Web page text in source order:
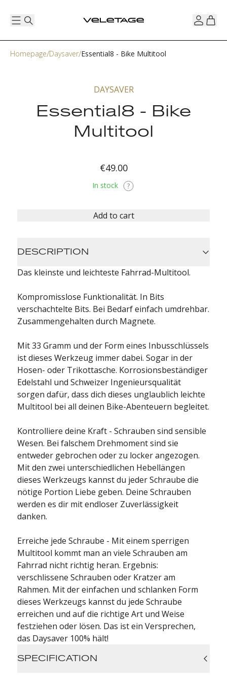
Homepage Daysaver Essential8 - Bike Multitool
DAYSAVER
Essential8 - Bike
Multitool
€49.00
In stock
Add to cart
DESCRIPTION
Das kleinste und leichteste Fahrrad-Multitool.
Kompromisslose Funktionalität. In Bits
verschachtelte Bits. Bei Bedarf einfach umdrehbar.
Zusammengehalten durch Magnete.
Mit 33 Gramm und der Form eines Inbusschlüssels
ist dieses Werkzeug immer dabei. Sogar in der
Hosen- oder Trikottasche. Korrosionsbeständiger
Edelstahl und Schweizer Ingenieursqualität
sorgen dafür, dass dich dieses unglaublich leichte
Multitool bei all deinen Bike-Abenteuern begleitet.
Kontrolliere deine Kraft - Schrauben sind sensible
Wesen. Bei falschem Drehmoment sind sie
entweder gebrochen oder zu locker angezogen.
Mit den zwei unterschiedlichen Hebellängen
dieses Werkzeugs kannst du jeder Schraube die
nötige Portion Liebe geben. Deine Schrauben
werden es dir mit endloser Zuverlässigkeit
danken.
Erreiche jede Schraube - Mit einem sperrigen
Multitool kommt man an viele Schrauben am
Fahrrad nicht richtig heran. Ergebnis:
verschlissene Schrauben oder Kratzer am
Rahmen. Mit der einfachen und schlanken Form
dieses Werkzeugs kannst du jede Schraube
erreichen und auf die richtige Art und Weise
festziehen oder lösen. Das ist ein Versprechen,
das Daysaver 100% hält!
SPECIFICATION